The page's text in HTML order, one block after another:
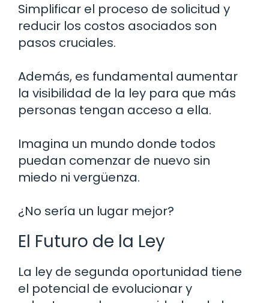
Simplificar el proceso de solicitud y
reducir los costos asociados son
pasos cruciales.
Además, es fundamental aumentar
la visibilidad de la ley para que más
personas tengan acceso a ella.
Imagina un mundo donde todos
puedan comenzar de nuevo sin
miedo ni vergüenza.
¿No sería un lugar mejor?
El Futuro de la Ley
La ley de segunda oportunidad tiene
el potencial de evolucionar y